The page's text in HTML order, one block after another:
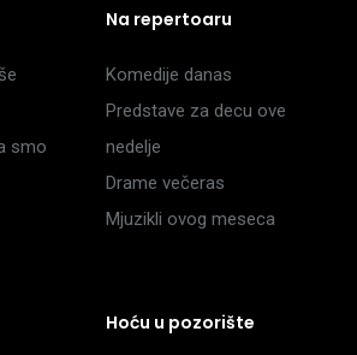
smo
Na repertoaru
Komedije danas
Predstave za decu ove
nedelje
Drame večeras
Mjuzikli ovog meseca
Hoću u pozorište